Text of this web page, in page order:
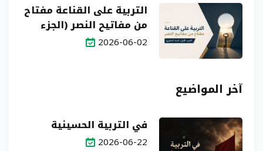
التربية على القناعة مفتاح
من مفاتيح النصر (الجزء
الأول: البناء النظري)
2026-06-02
آخر المواضيع
في التربية الحسينية
2026-06-22